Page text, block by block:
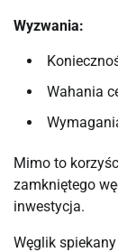
Wyzwania:
Wahania
Mimo to
zamkniętego
inwestycja.
Węglik